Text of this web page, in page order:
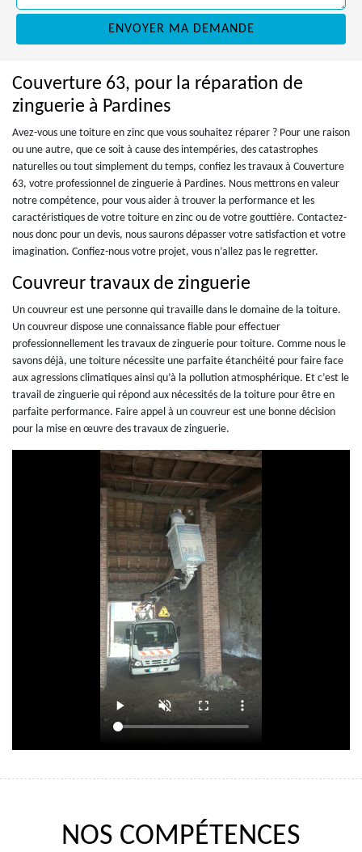
Couverture 63, pour la réparation de
zinguerie à Pardines
Avez-vous une toiture en zinc que vous souhaitez réparer ? Pour une raison
ou une autre, que ce soit à cause des intempéries, des catastrophes
naturelles ou tout simplement du temps, confiez les travaux à Couverture
63, votre professionnel de zinguerie à Pardines. Nous mettrons en valeur
notre compétence, pour vous aider à trouver la performance et les
caractéristiques de votre toiture en zinc ou de votre gouttière. Contactez-
nous donc pour un devis, nous saurons dépasser votre satisfaction et votre
imagination. Confiez-nous votre projet, vous n’allez pas le regretter.
Couvreur travaux de zinguerie
Un couvreur est une personne qui travaille dans le domaine de la toiture.
Un couvreur dispose une connaissance fiable pour effectuer
professionnellement les travaux de zinguerie pour toiture. Comme nous le
savons déjà, une toiture nécessite une parfaite étanchéité pour faire face
aux agressions climatiques ainsi qu’à la pollution atmosphérique. Et c’est le
travail de zinguerie qui répond aux nécessités de la toiture pour être en
parfaite performance. Faire appel à un couvreur est une bonne décision
pour la mise en œuvre des travaux de zinguerie.
NOS COMPÉTENCES